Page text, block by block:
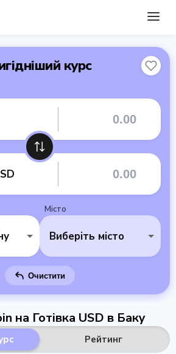
курс
Місто
Виберіть місто
Очистити
на Готівка USD в Баку
Рейтинг